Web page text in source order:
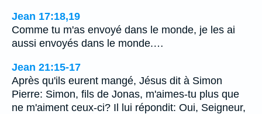
Jean 17:18,19
Comme tu m'as envoyé dans le monde, je les ai
aussi envoyés dans le monde.…
Jean 21:15-17
Après qu'ils eurent mangé, Jésus dit à Simon
Pierre: Simon, fils de Jonas, m'aimes-tu plus que
ne m'aiment ceux-ci? Il lui répondit: Oui, Seigneur,